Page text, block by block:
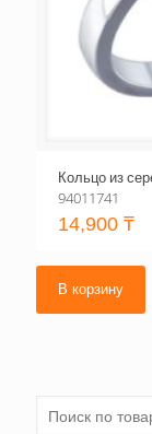
Кольцо из
94011741
14,900 ₸
В корзину